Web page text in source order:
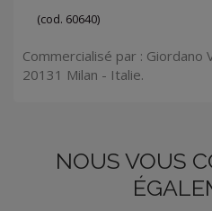
(cod. 60640)
Commercialisé par : Giordano
20131 Milan - Italie.
NOUS VOUS